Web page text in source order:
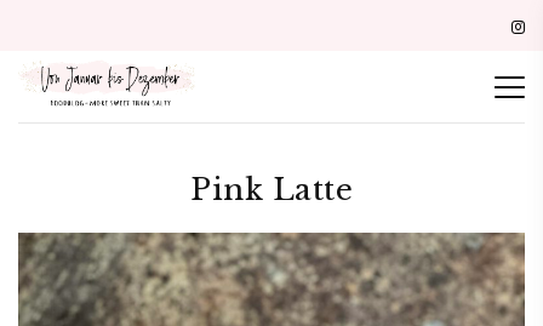
Pink Latte